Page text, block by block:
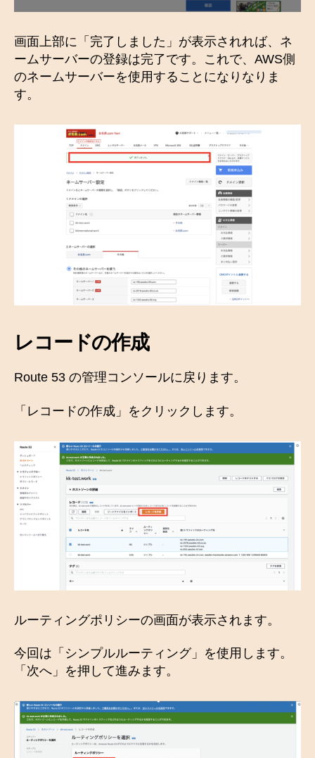
画面上部に「完了しました」が表示されれば、ネ
ームサーバーの登録は完了です。これで、AWS側
のネームサーバーを使用することになりなりま
す。
レコードの作成
Route 53 の管理コンソールに戻ります。
「レコードの作成」をクリックします。
ルーティングポリシーの画面が表示されます。
今回は「シンプルルーティング」を使用します。
「次へ」を押して進みます。